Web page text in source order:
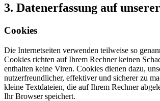
3. Datenerfassung auf
Cookies
Die Internetseiten verwenden teilweise so
Cookies richten auf Ihrem Rechner keinen
enthalten keine Viren. Cookies dienen dazu,
nutzerfreundlicher, effektiver und sicherer zu
kleine Textdateien, die auf Ihrem Rechner
Ihr Browser speichert.